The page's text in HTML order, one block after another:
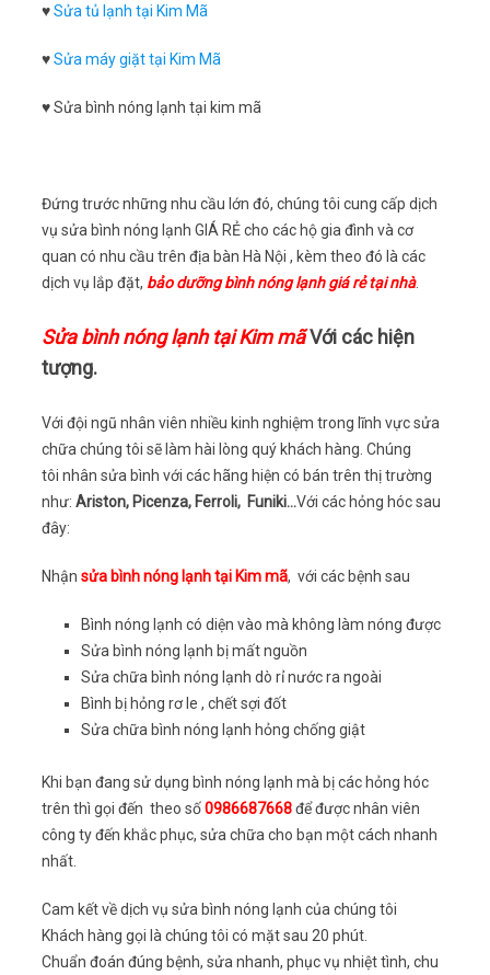
♥Sửa tủ lạnh tại Kim Mã
♥Sửa máy giặt tại Kim Mã
♥ Sửa bình nóng lạnh tại kim mã
Đứng trước những nhu cầu lớn đó, chúng tôi cung cấp dịch
vụ sửa bình nóng lạnh GIÁ RẺ cho các hộ gia đình và cơ
quan có nhu cầu trên địa bàn Hà Nội , kèm theo đó là các
dịch vụ lắp đặt, bảo dưỡng bình nóng lạnh giá rẻ tại nhà.
Sửa bình nóng lạnh tại Kim mãVới các hiện
tượng.
Với đội ngũ nhân viên nhiều kinh nghiệm trong lĩnh vực sửa
chữa chúng tôi sẽ làm hài lòng quý khách hàng. Chúng
tôi nhân sửa bình với các hãng hiện có bán trên thị trường
như: Ariston, Picenza, Ferroli, Funiki…Với các hỏng hóc sau
đây:
Nhận sửa bình nóng lạnh tại Kim mã, với các bệnh sau
Bình nóng lạnh có diện vào mà không làm nóng được
Sửa bình nóng lạnh bị mất nguồn
Sửa chữa bình nóng lạnh dò rỉ nước ra ngoài
Bình bị hỏng rơ le , chết sợi đốt
Sửa chữa bình nóng lạnh hỏng chống giật
Khi bạn đang sử dụng bình nóng lạnh mà bị các hỏng hóc
trên thì gọi đến theo số0986687668để được nhân viên
công ty đến khắc phục, sửa chữa cho bạn một cách nhanh
nhất.
Cam kết về dịch vụ sửa bình nóng lạnh của chúng tôi
Khách hàng gọi là chúng tôi có mặt sau 20 phút.
Chuẩn đoán đúng bệnh, sửa nhanh, phục vụ nhiệt tình, chu